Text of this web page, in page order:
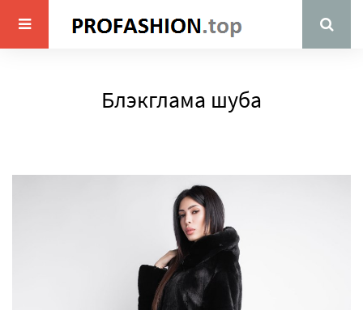
Блэкглама шуба